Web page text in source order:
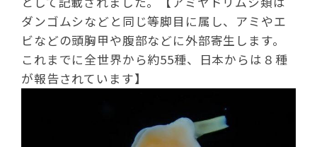
ダンゴムシなどと同じ等脚目に属し、アミやエ
ビなどの頭胸甲や腹部などに外部寄生します。
これまでに全世界から約55種、日本からは８種
が報告されています】